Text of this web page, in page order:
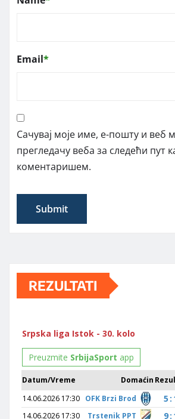
Email*
Сачувај моје име, е-пошту и веб
прегледачу веба за следећи пут
коментаришем.
REZULTATI